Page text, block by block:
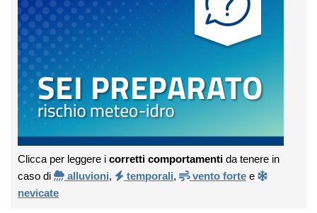
Clicca per leggere i corretti comportamenti da tenere in
caso di
alluvioni, temporali, vento forte e
nevicate